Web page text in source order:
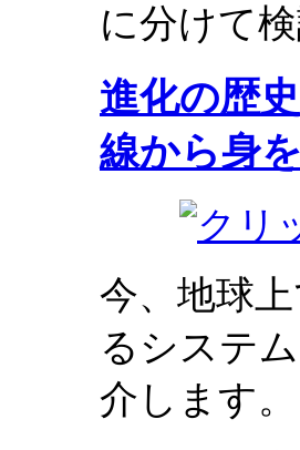
に分けて
進化の歴
線から身
今、地球
るシステ
介します。